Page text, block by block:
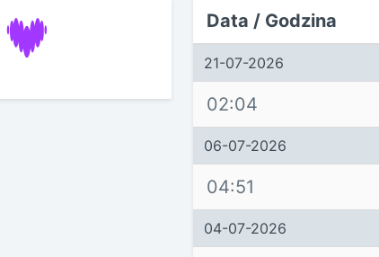
Data / Godzina
21-07-2026
02:04
06-07-2026
04:51
04-07-2026